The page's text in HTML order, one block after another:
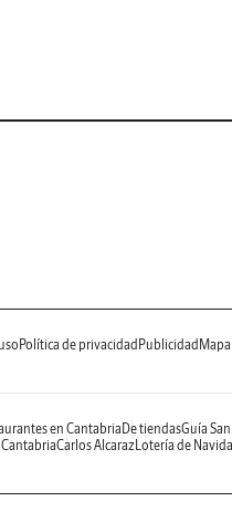
Política de privacidad Publicidad
en Cantabria De tiendasGuía
Carlos AlcarazLotería de